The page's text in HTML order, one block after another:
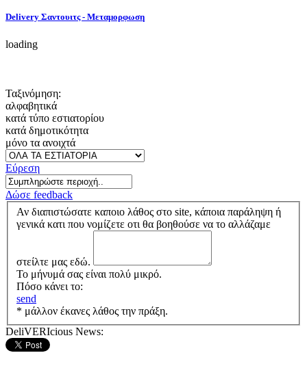
Delivery Σαντουιτς - Μεταμορφωση
loading
Ταξινόμηση:
αλφαβητικά
κατά τύπο εστιατορίου
κατά δημοτικότητα
μόνο τα ανοιχτά
Εύρεση
Δώσε feedback
Αν διαπιστώσατε καποιο λάθος στο site, κάποια παράληψη ή
γενικά κατι που νομίζετε οτι θα βοηθούσε να το αλλάζαμε
στείλτε μας εδώ.
Το μήνυμά σας είναι πολύ μικρό.
Πόσο κάνει το:
send
* μάλλον έκανες λάθος την πράξη.
DeliVERIcious News: